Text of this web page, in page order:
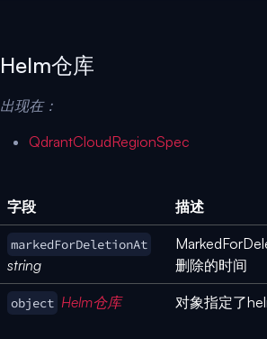
Helm仓库
出现在：
QdrantCloudRegionSpec
字段 描述
markedForDeletionAt
string
删除的时间
object Helm仓库 对象指定了